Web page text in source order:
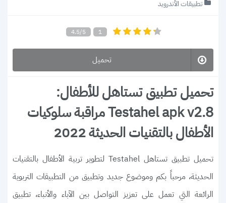
تطبيقات الأندرويد
4.5/5 1
تحميل
تحميل تطبيق تستاهل للأطفال:
Testahel apk v2.8 مراقبة سلوكيات
الأطفال بالتقنيات الحديثة 2022
تحميل تطبيق تستاهل Testahel لتطوير تربية الأطفال بالتقنيات
الحديثة، مرحباً بكم وموضوع جديد وتطبيق من التطبيقات التربوية
الرائعة التي تعمل على تعزيز التواصل بين الآباء والأنباء، تطبيق